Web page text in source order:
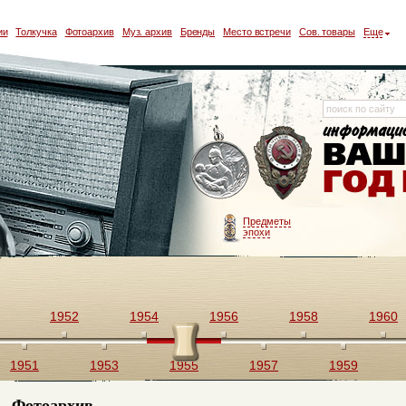
Толкучка Фотоархив Муз. архив Бренды Место встречи Сов. товары Еще
Предметы
эпохи
1951
1952
1953
1954
1955
1956
1957
1958
1959
1960